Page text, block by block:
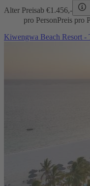
Alter Preisab €1.456,-
pro PersonPreis pro
Kiwengwa Beach Resort -